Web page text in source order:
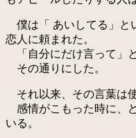
僕は「 あいしてる」と
恋人に頼まれた。
「自分にだけ言って」
その通りにした。
それ以来、その言葉は
感情がこもった時に、
いる。